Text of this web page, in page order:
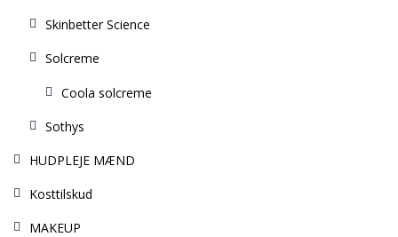
Skinbetter Science
Solcreme
Coola solcreme
Sothys
HUDPLEJE MÆND
Kosttilskud
MAKEUP